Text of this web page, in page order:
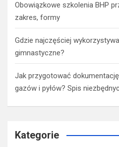
Obowiązkowe szkolenia BHP
zakres, formy
Gdzie najczęściej
gimnastyczne?
Jak przygotować
gazów i pyłów? Spis
Kategorie